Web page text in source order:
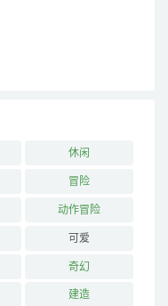
休闲
冒险
动作冒险
可爱
奇幻
建造